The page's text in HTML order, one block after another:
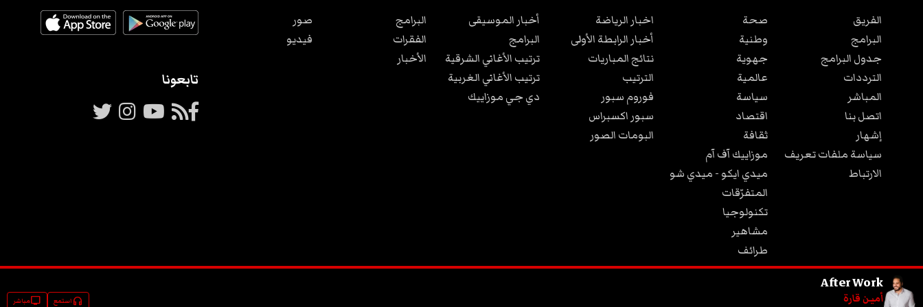
الفريق
البرامج
جدول البرامج
الترددات
المباشر
اتصل بنا
إشهار
سياسة ملفات تعريف
الارتباط
صحة
وطنية
جهوية
عالمية
سياسة
اقتصاد
ثقافة
موزاييك آف آم
ميدي ايكو - ميدي شو
المتفرّقات
تكنولوجيا
مشاهير
طرائف
مجتمع
اخبار الرياضة
أخبار الرابطة الأولى
نتائج المباريات
الترتيب
فوروم سبور
سبور اكسبراس
البومات الصور
أخبار الموسيقى
البرامج
ترتيب الأغاني الشرقية
ترتيب الأغاني الغربية
دي جي موزاييك
البرامج
الفقرات
الأخبار
صور
فيديو
تابعونا
After Work
أمين قارة headphones استمع tvمباشر